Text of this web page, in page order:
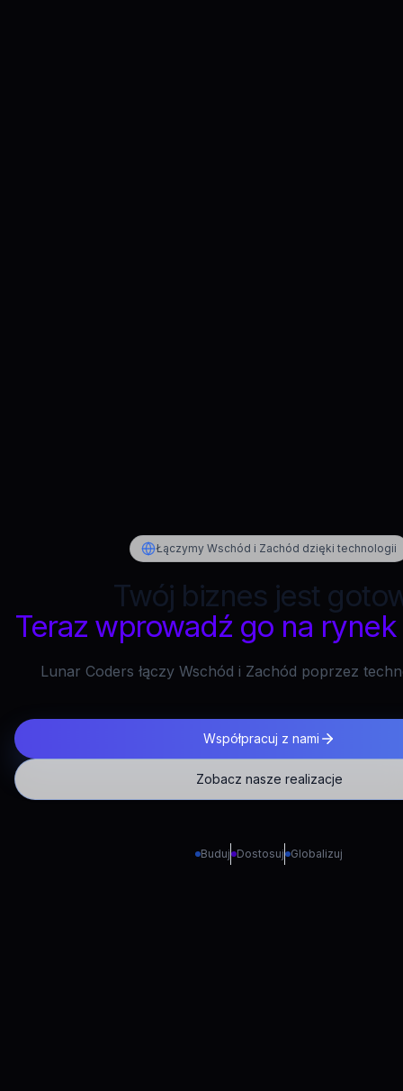
Łączymy Wschód i Zachód dzięki technologii
Twój biznes jest
Teraz wprowadź go na
Lunar Coders łączy Wschód i Zachód poprzez
Współpracuj z nami
Zobacz nasze realizacje
Buduj Dostosuj Globalizuj